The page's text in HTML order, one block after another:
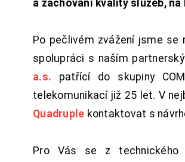
a zachování kvality služeb,
Po pečlivém zvážení jsme se
spolupráci s naším
a.s. patřící do skupiny
telekomunikací již 25 let. V
Quadruple kontaktovat s
Pro Vás se z technického